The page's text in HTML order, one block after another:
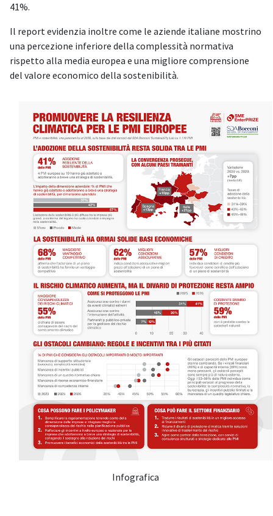
41%.
Il report evidenzia inoltre come le aziende italiane mostrino
una percezione inferiore della complessità normativa
rispetto alla media europea e una migliore comprensione
del valore economico della sostenibilità.
Infografica